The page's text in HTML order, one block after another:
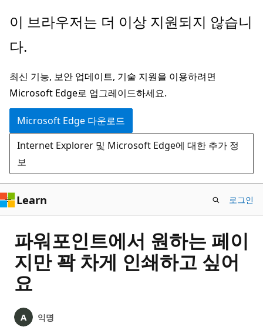
주
콘
츠
로
건
너
뛰
기
이 브라우저는 더 이상 지원되지 않습니
다.
최신 기능, 보안 업데이트, 기술 지원을 이용하려면
Microsoft Edge로 업그레이드하세요.
Microsoft Edge 다운로드
Internet Explorer 및 Microsoft Edge에 대한 추가 정
보
Learn 로그인
파워포인트에서 원하는 페이
지만 꽉 차게 인쇄하고 싶어
요
익명